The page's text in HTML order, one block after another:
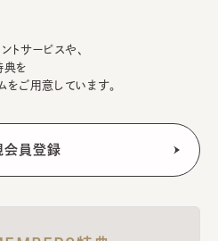
トサービスや、
典を
ご用意しています。